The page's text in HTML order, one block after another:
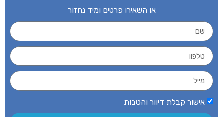
או השאירו פרטים ומיד נחזור
אישור קבלת דיוור והטבות